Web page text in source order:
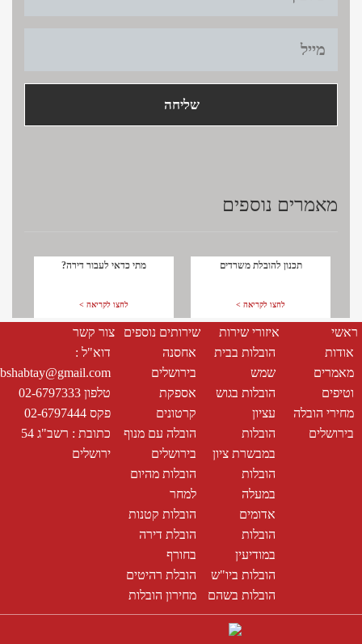
מאמרים נוספים
לחצו לקריאה >
מתי כדאי לעבור דירה?
לחצו לקריאה >
תכנון להובלת משרדים
ראשי
אודות
מאמרים
וטיפים
מחירי הובלה
בירושלים
איזורי שירות
הובלות בבית
שמש
הובלות בגוש
עציון
הובלות
במבשרת ציון
הובלות
במעלה
אדומים
הובלות
במודיעין
הובלות ביו"ש
הובלות בשהם
שירותים נוספים
אחסנה
בירושלים
אספקת
קרטונים
הובלה עם מנוף
בירושלים
הובלות מהיום
למחר
הובלות קטנות
הובלת דירה
בחורף
הובלת רהיטים
מחירון הובלות
צור קשר
דוא"ל :
bshabtay@gmail.com
טלפון 02-6797333
פקס 02-6797444
כתובת : רשב"ג 54
ירושלים